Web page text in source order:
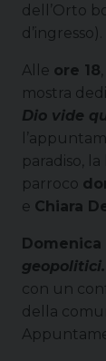
dell’Orto
d’ingresso).
Alle ore 18
mostra
Dio vide
paradiso,
parroco
e Chiara
Domenica
con un
della